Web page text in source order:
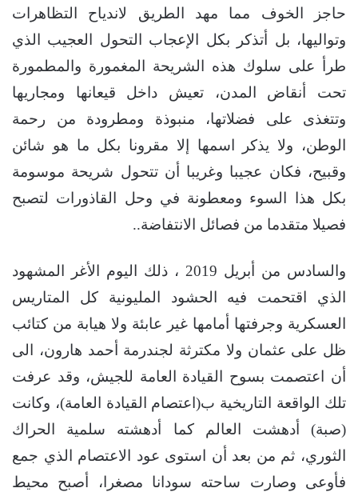
حاجز الخوف مما مهد الطريق لاندياح التظاهرات
وتواليها، بل أتذكر بكل الإعجاب التحول العجيب الذي
طرأ على سلوك هذه الشريحة المغمورة والمطمورة
تحت أنقاض المدن، تعيش داخل قيعانها ومجاريها
وتتغذى على فضلاتها، منبوذة ومطرودة من رحمة
الوطن، ولا يذكر اسمها إلا مقرونا بكل ما هو شائن
وقبيح، فكان عجيبا وغريبا أن تتحول شريحة موسومة
بكل هذا السوء ومعطونة في وحل القاذورات لتصبح
فصيلا متقدما من فصائل الانتفاضة..
والسادس من أبريل 2019 ، ذلك اليوم الأغر المشهود
الذي اقتحمت فيه الحشود المليونية كل المتاريس
العسكرية وجرفتها أمامها غير عابئة ولا هيابة من كتائب
ظل على عثمان ولا مكترثة لجندرمة أحمد هارون، الى
أن اعتصمت بسوح القيادة العامة للجيش، وقد عرفت
تلك الواقعة التاريخية ب(اعتصام القيادة العامة)، وكانت
(صبة) أدهشت العالم كما أدهشته سلمية الحراك
الثوري، ثم من بعد أن استوى عود الاعتصام الذي جمع
فأوعى وصارت ساحته سودانا مصغرا، أصبح محيط